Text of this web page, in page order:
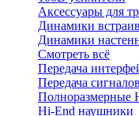
Аксессуары для
Динамики
Динамики
Смотреть всё
Передача
Передача
Полноразмерные
Hi-End наушники